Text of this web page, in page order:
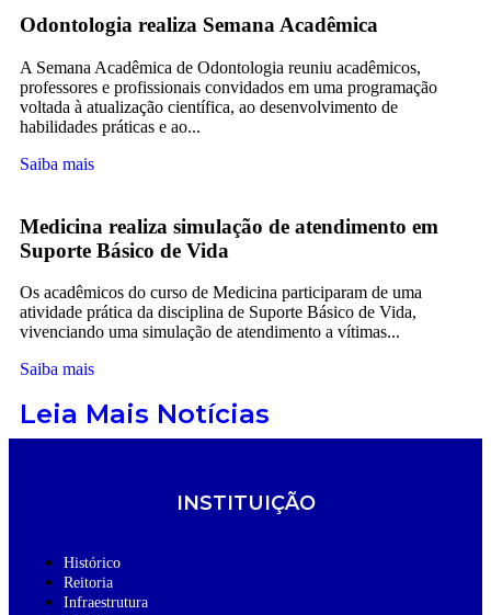
Odontologia realiza Semana Acadêmica
A Semana Acadêmica de Odontologia reuniu acadêmicos,
professores e profissionais convidados em uma programação
voltada à atualização científica, ao desenvolvimento de
habilidades práticas e ao...
Saiba mais
Medicina realiza simulação de atendimento em
Suporte Básico de Vida
Os acadêmicos do curso de Medicina participaram de uma
atividade prática da disciplina de Suporte Básico de Vida,
vivenciando uma simulação de atendimento a vítimas...
Saiba mais
Leia Mais Notícias
INSTITUIÇÃO
Histórico
Reitoria
Infraestrutura